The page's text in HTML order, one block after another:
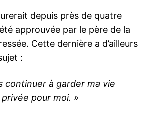
depuis près de quatre
approuvée par le père de la
Cette dernière a d’ailleurs
:
continuer à garder ma vie
privée pour moi. »